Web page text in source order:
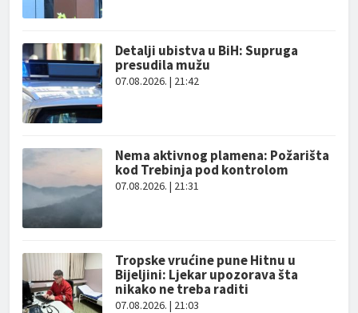
Detalji ubistva u BiH: Supruga
presudila mužu
07.08.2026. | 21:42
Nema aktivnog plamena: Požarišta
kod Trebinja pod kontrolom
07.08.2026. | 21:31
Tropske vrućine pune Hitnu u
Bijeljini: Ljekar upozorava šta
nikako ne treba raditi
07.08.2026. | 21:03